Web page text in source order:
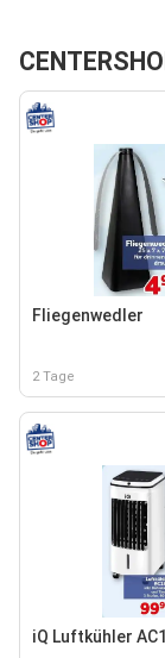
Fliegenwedler
2 Tage
iQ Luftkühler